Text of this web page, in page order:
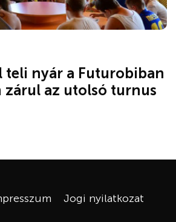
teli nyár a Futurobiban
zárul az utolsó turnus
Jogi nyilatkozat